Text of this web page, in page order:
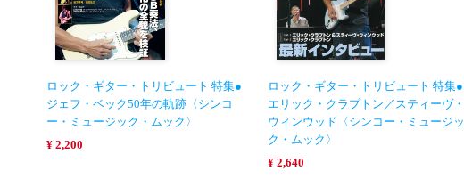
ロック・ギター・トリビュート 特集●
ジェフ・ベック50年の軌跡〈シンコ
ー・ミュージック・ムック〉
¥ 2,200
ロック・ギター・トリビュート 特集●
エリック・クラプトン／スティーヴ・
ウィンウッド〈シンコー・ミュージッ
ク・ムック〉
¥ 2,640